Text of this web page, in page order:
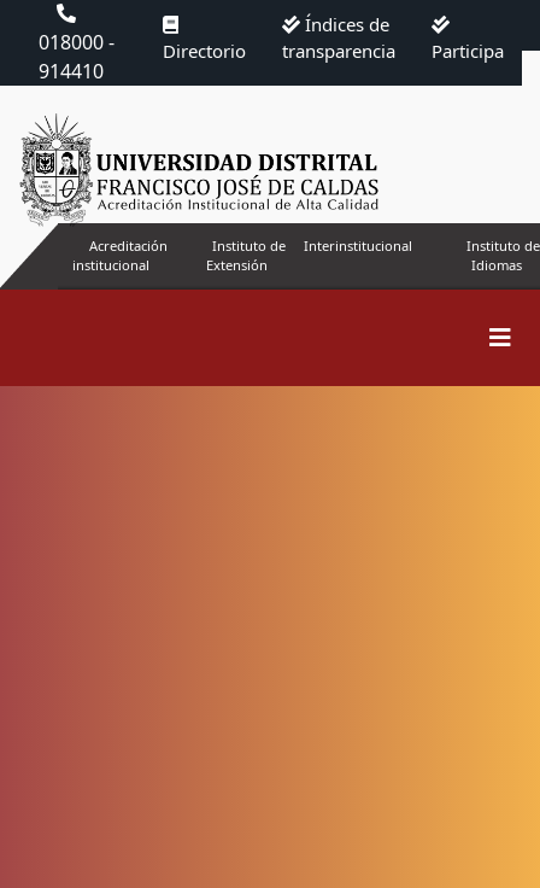
018000 -
914410
Directorio
Índices de
transparencia
Participa
Acreditación
institucional
Instituto de
Extensión
Interinstitucional
Instituto de
Idiomas